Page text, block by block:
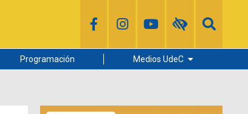
Programación Medios UdeC
Radio UdeC